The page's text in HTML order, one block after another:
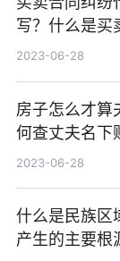
写？什么是买
2023-06-28
房子怎么才算
何查丈夫名下
2023-06-28
什么是民族区
产生的主要根